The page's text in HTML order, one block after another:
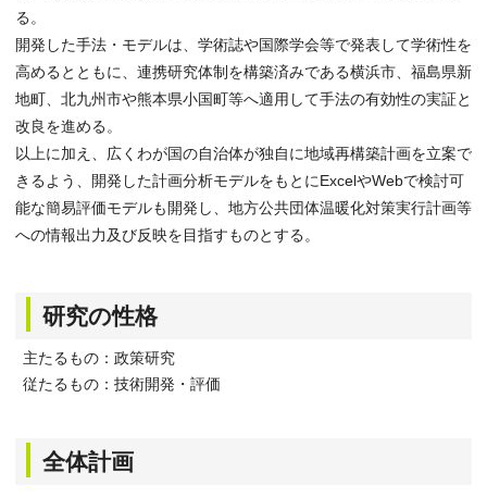
る。
開発した手法・モデルは、学術誌や国際学会等で発表して学術性を
高めるとともに、連携研究体制を構築済みである横浜市、福島県新
地町、北九州市や熊本県小国町等へ適用して手法の有効性の実証と
改良を進める。
以上に加え、広くわが国の自治体が独自に地域再構築計画を立案で
きるよう、開発した計画分析モデルをもとにExcelやWebで検討可
能な簡易評価モデルも開発し、地方公共団体温暖化対策実行計画等
への情報出力及び反映を目指すものとする。
研究の性格
主たるもの：政策研究
従たるもの：技術開発・評価
全体計画